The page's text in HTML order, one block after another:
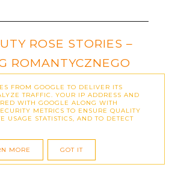
ROSE STORIES –
ROMANTYCZNEGO
KOSMETYCZNYCH
NOWOŚCI
- autor: Jakub Lewczuk
boxy, ponieważ
FROM GOOGLE TO DELIVER ITS
TRAFFIC. YOUR IP ADDRESS AND
WITH GOOGLE ALONG WITH
METRICS TO ENSURE QUALITY
USAGE STATISTICS, AND TO DETECT
MORE GOT IT